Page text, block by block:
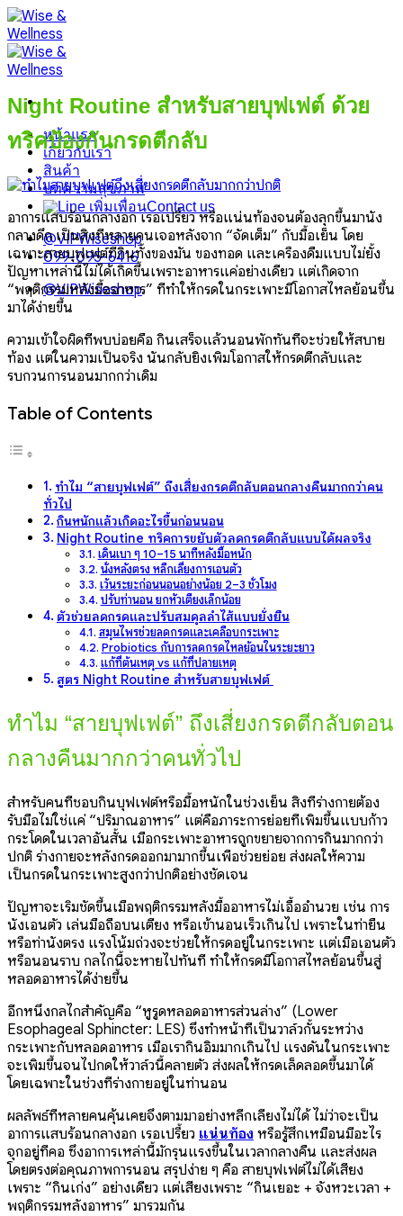
Skip
to
content
หน้าแรก
เกี่ยวกับเรา
สินค้า
บทความสุขภาพ
Contact us
@VIPWiseshop
099-095-6416
@VIPWiseshop
Night Routine สำหรับสายบุฟเฟต์ ด้วย
ทริคป้องกันกรดตีกลับ
อาการแสบร้อนกลางอก เรอเปรี้ยว หรือแน่นท้องจนต้องลุกขึ้นมานั่ง
กลางดึก เป็นสิ่งที่หลายคนเจอหลังจาก “จัดเต็ม” กับมื้อเย็น โดย
เฉพาะสายบุฟเฟต์ที่กินทั้งของมัน ของทอด และเครื่องดื่มแบบไม่ยั้ง
ปัญหาเหล่านี้ไม่ได้เกิดขึ้นเพราะอาหารแค่อย่างเดียว แต่เกิดจาก
“พฤติกรรมหลังมื้ออาหาร” ที่ทำให้กรดในกระเพาะมีโอกาสไหลย้อนขึ้น
มาได้ง่ายขึ้น
ความเข้าใจผิดที่พบบ่อยคือ กินเสร็จแล้วนอนพักทันทีจะช่วยให้สบาย
ท้อง แต่ในความเป็นจริง นั่นกลับยิ่งเพิ่มโอกาสให้กรดตีกลับและ
รบกวนการนอนมากกว่าเดิม
Table of Contents
ทำไม “สายบุฟเฟต์” ถึงเสี่ยงกรดตีกลับตอนกลางคืนมากกว่าคน
ทั่วไป
กินหนักแล้วเกิดอะไรขึ้นก่อนนอน
Night Routine ทริคการขยับตัวลดกรดตีกลับแบบได้ผลจริง
เดินเบา ๆ 10–15 นาทีหลังมื้อหนัก
นั่งหลังตรง หลีกเลี่ยงการเอนตัว
เว้นระยะก่อนนอนอย่างน้อย 2–3 ชั่วโมง
ปรับท่านอน ยกหัวเตียงเล็กน้อย
ตัวช่วยลดกรดและปรับสมดุลลำไส้แบบยั่งยืน
สมุนไพรช่วยลดกรดและเคลือบกระเพาะ
Probiotics กับการลดกรดไหลย้อนในระยะยาว
แก้ที่ต้นเหตุ vs แก้ที่ปลายเหตุ
สูตร Night Routine สำหรับสายบุฟเฟต์
ทำไม “สายบุฟเฟต์” ถึงเสี่ยงกรดตีกลับตอน
กลางคืนมากกว่าคนทั่วไป
สำหรับคนที่ชอบกินบุฟเฟต์หรือมื้อหนักในช่วงเย็น สิ่งที่ร่างกายต้อง
รับมือไม่ใช่แค่ “ปริมาณอาหาร” แต่คือภาระการย่อยที่เพิ่มขึ้นแบบก้าว
กระโดดในเวลาอันสั้น เมื่อกระเพาะอาหารถูกขยายจากการกินมากกว่า
ปกติ ร่างกายจะหลั่งกรดออกมามากขึ้นเพื่อช่วยย่อย ส่งผลให้ความ
เป็นกรดในกระเพาะสูงกว่าปกติอย่างชัดเจน
ปัญหาจะเริ่มชัดขึ้นเมื่อพฤติกรรมหลังมื้ออาหารไม่เอื้ออำนวย เช่น การ
นั่งเอนตัว เล่นมือถือบนเตียง หรือเข้านอนเร็วเกินไป เพราะในท่ายืน
หรือท่านั่งตรง แรงโน้มถ่วงจะช่วยให้กรดอยู่ในกระเพาะ แต่เมื่อเอนตัว
หรือนอนราบ กลไกนี้จะหายไปทันที ทำให้กรดมีโอกาสไหลย้อนขึ้นสู่
หลอดอาหารได้ง่ายขึ้น
อีกหนึ่งกลไกสำคัญคือ “หูรูดหลอดอาหารส่วนล่าง” (Lower
Esophageal Sphincter: LES) ซึ่งทำหน้าที่เป็นวาล์วกั้นระหว่าง
กระเพาะกับหลอดอาหาร เมื่อเรากินอิ่มมากเกินไป แรงดันในกระเพาะ
จะเพิ่มขึ้นจนไปกดให้วาล์วนี้คลายตัว ส่งผลให้กรดเล็ดลอดขึ้นมาได้
โดยเฉพาะในช่วงที่ร่างกายอยู่ในท่านอน
ผลลัพธ์ที่หลายคนคุ้นเคยจึงตามมาอย่างหลีกเลี่ยงไม่ได้ ไม่ว่าจะเป็น
อาการแสบร้อนกลางอก เรอเปรี้ยว แน่นท้อง หรือรู้สึกเหมือนมีอะไร
จุกอยู่ที่คอ ซึ่งอาการเหล่านี้มักรุนแรงขึ้นในเวลากลางคืน และส่งผล
โดยตรงต่อคุณภาพการนอน สรุปง่าย ๆ คือ สายบุฟเฟต์ไม่ได้เสี่ยง
เพราะ “กินเก่ง” อย่างเดียว แต่เสี่ยงเพราะ “กินเยอะ + จังหวะเวลา +
พฤติกรรมหลังอาหาร” มารวมกัน